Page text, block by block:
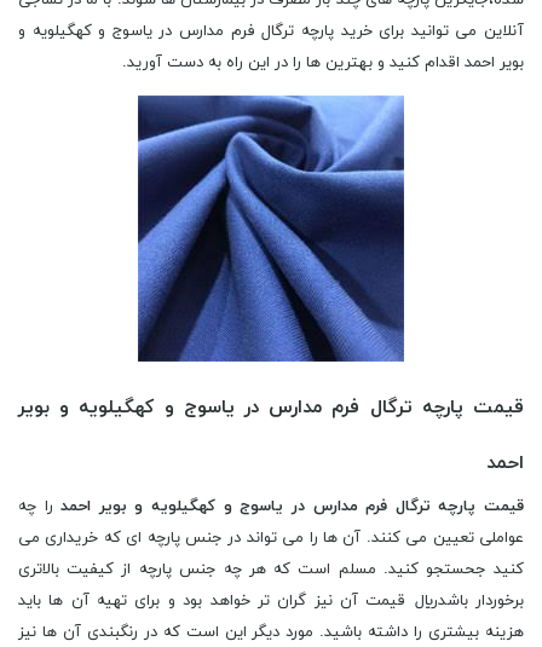
آنلاین می توانید برای خرید پارچه ترگال فرم مدارس در یاسوج و کهگیلویه و
بویر احمد اقدام کنید و بهترین ها را در این راه به دست آورید.
قیمت پارچه ترگال فرم مدارس در یاسوج و کهگیلویه و بویر
احمد
قیمت پارچه ترگال فرم مدارس در یاسوج و کهگیلویه و بویر احمد را چه
عواملی تعیین می کنند. آن ها را می تواند در جنس پارچه ای که خریداری می
کنید جحستجو کنید. مسلم است که هر چه جنس پارچه از کیفیت بالاتری
برخوردار باشدريال قیمت آن نیز گران تر خواهد بود و برای تهیه آن ها باید
هزینه بیشتری را داشته باشید. مورد دیگر این است که در رنگبندی آن ها نیز